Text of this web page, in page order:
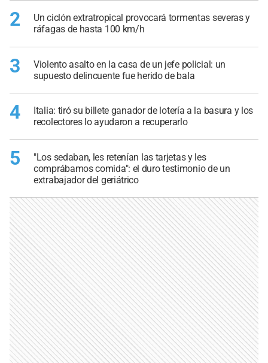
2
Un ciclón extratropical provocará tormentas severas y
ráfagas de hasta 100 km/h
3
Violento asalto en la casa de un jefe policial: un
supuesto delincuente fue herido de bala
4
Italia: tiró su billete ganador de lotería a la basura y los
recolectores lo ayudaron a recuperarlo
5
"Los sedaban, les retenían las tarjetas y les
comprábamos comida": el duro testimonio de un
extrabajador del geriátrico